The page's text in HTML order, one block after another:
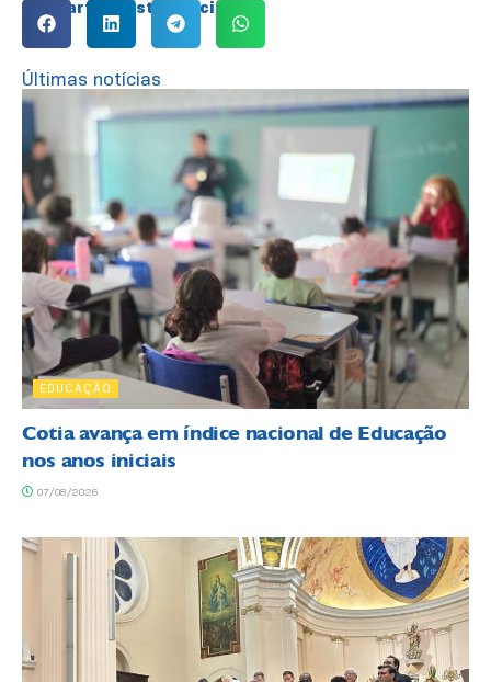
Compartilhe esta notícia:
Últimas notícias
EDUCAÇÃO
Cotia avança em índice nacional de Educação
nos anos iniciais
07/08/2026